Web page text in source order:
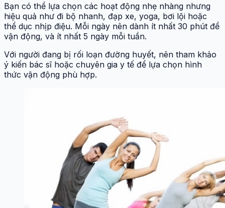
Bạn có thể lựa chọn các hoạt động nhẹ nhàng nhưng
hiệu quả như đi bộ nhanh, đạp xe, yoga, bơi lội hoặc
thể dục nhịp điệu. Mỗi ngày nên dành ít nhất 30 phút để
vận động, và ít nhất 5 ngày mỗi tuần.
Với người đang bị rối loạn đường huyết, nên tham khảo
ý kiến bác sĩ hoặc chuyên gia y tế để lựa chọn hình
thức vận động phù hợp.